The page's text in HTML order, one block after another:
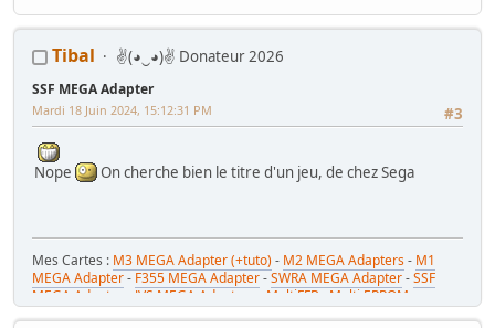
Tibal ✌(◕‿◕)✌ Donateur 2026
SSF MEGA Adapter
#3
Mardi 18 Juin 2024, 15:12:31 PM
Nope On cherche bien le titre d'un jeu, de chez Sega
Mes Cartes : M3 MEGA Adapter (+tuto) - M2 MEGA Adapters- M1
MEGA Adapter- F355 MEGA Adapter-SWRA MEGA Adapter-SSF
MEGA Adapter
JVS MEGA Adapters
MultiFFB : Multi EPROM pour